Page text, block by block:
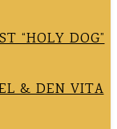
“HOLY DOG”
& DEN VITA